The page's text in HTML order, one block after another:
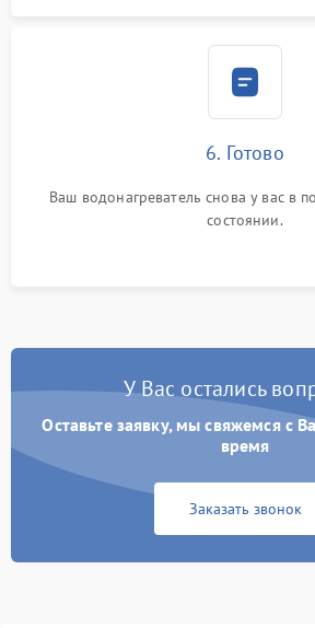
6. Готово
Ваш водонагреватель снова у вас в
состоянии.
У Вас остались
Оставьте заявку, мы свяжемся с
время
Заказать звонок